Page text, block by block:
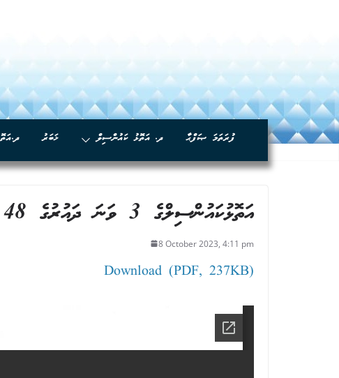
ފުރަތަމަ ޞަފްޙާ ދ. އަތޮޅު ކައުންސިލް ޚަބަރު
އަތޮޅުކައުންސިލްގެ 3 ވަނަ ދައުރުގެ 48 ވަނަ ޖަލްސާގެ ނިންމުން
8 October 2023, 4:11 pm
Download (PDF, 237KB)